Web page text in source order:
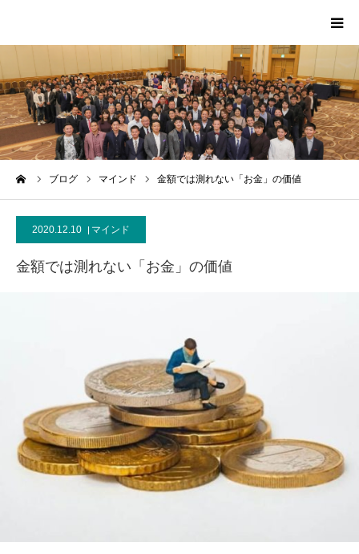
ブログ マインド 金額では測れない「お金」の価値
2020.12.10 マインド
金額では測れない「お金」の価値
PROFILE
SCA